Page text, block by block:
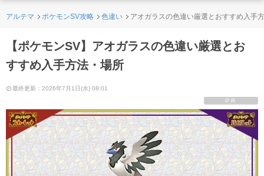
アルテマ ポケモンSV攻略 色違い アオガラスの色違い厳選とおすすめ入手
【ポケモンSV】アオガラスの色違い厳選とお
すすめ入手方法・場所
最終更新：2026年7月1日(水) 08:01
PR